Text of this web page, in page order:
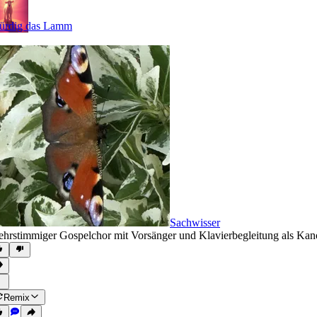
das Lamm
Sachwisser
Gospelchor mit Vorsänger und Klavierbegleitung als
Remix